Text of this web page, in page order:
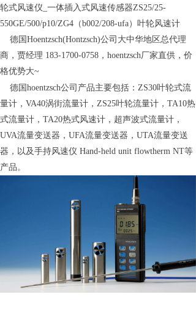
轮式风速仪_一体插入式风速传感器ZS25/25-
550GE/500/p10/ZG4（b002/208-ufa）叶轮风速计
德国Hoentzsch(Hontzsch)公司大中华地区总代理
商，贾经理 183-1700-0758，hoentzsch厂家直供，价
格优势大~
德国hoentzsch公司产品主要包括：ZS30叶轮式流
量计，VA40涡街流量计，ZS25叶轮流量计，TA10热
式流量计，TA20热式风速计，超声波式流量计，
UVA流量变送器，UFA流量变送器，UTA流量变送
器，以及手持风速仪 Hand-held unit flowtherm NT等
产品。